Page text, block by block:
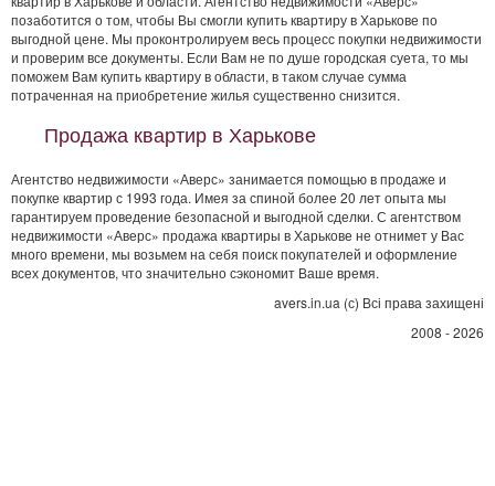
позаботится о том, чтобы Вы смогли купить квартиру в Харькове по
выгодной цене. Мы проконтролируем весь процесс покупки недвижимости
и проверим все документы. Если Вам не по душе городская суета, то мы
поможем Вам купить квартиру в области, в таком случае сумма
потраченная на приобретение жилья существенно снизится.
Продажа квартир в Харькове
Агентство недвижимости «Аверс» занимается помощью в продаже и
покупке квартир с 1993 года. Имея за спиной более 20 лет опыта мы
гарантируем проведение безопасной и выгодной сделки. С агентством
недвижимости «Аверс» продажа квартиры в Харькове не отнимет у Вас
много времени, мы возьмем на себя поиск покупателей и оформление
всех документов, что значительно сэкономит Ваше время.
avers.in.ua (с) Всі права захищені
2008 - 2026